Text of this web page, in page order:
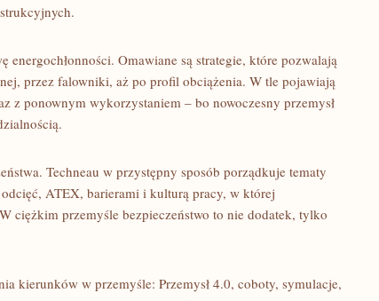
energochłonności. Omawiane są strategie, które pozwalają
przez falowniki, aż po profil obciążenia. W tle pojawiają
z ponownym wykorzystaniem – bo nowoczesny przemysł
Techneau w przystępny sposób porządkuje tematy
ATEX, barierami i kulturą pracy, w której
ciężkim przemyśle bezpieczeństwo to nie dodatek, tylko
kierunków w przemyśle: Przemysł 4.0, coboty, symulacje,